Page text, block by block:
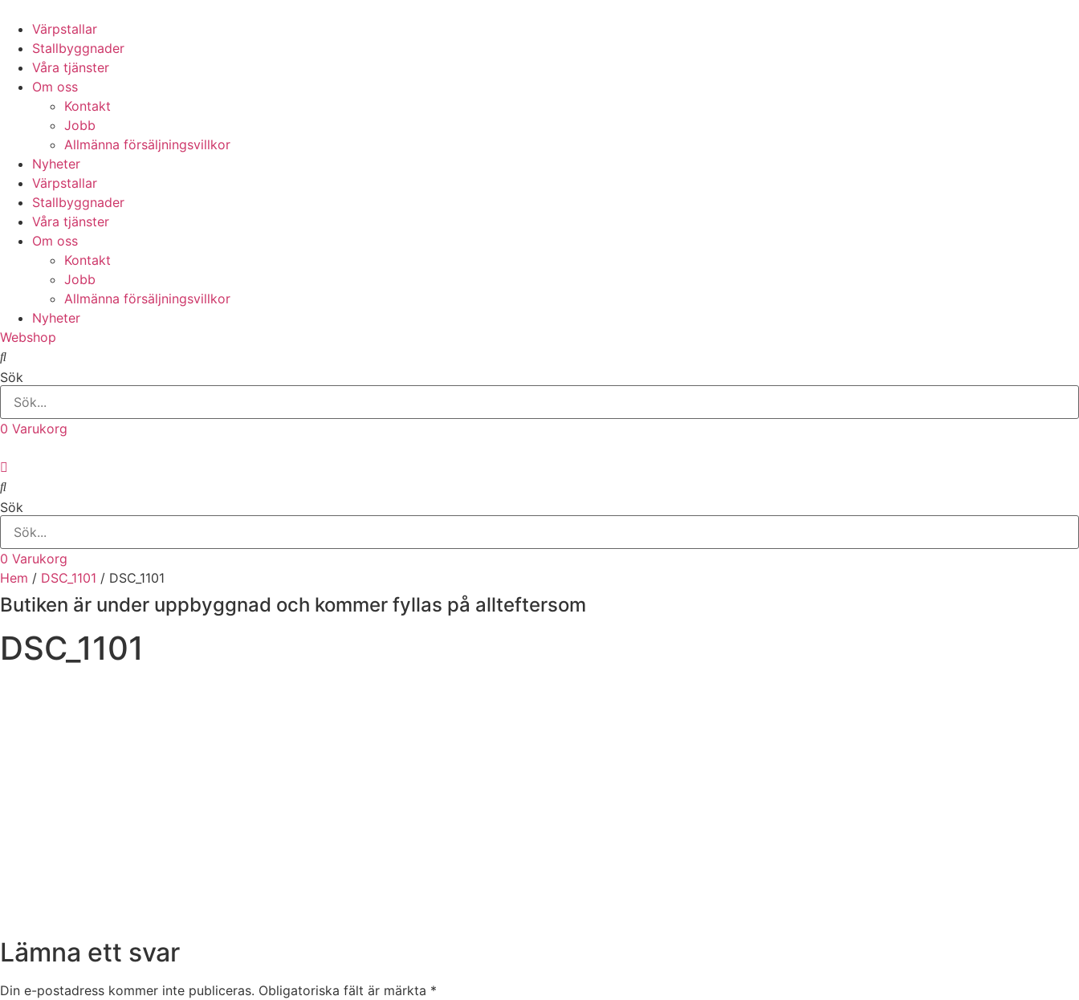
innehåll
Värpstallar
Stallbyggnader
Våra tjänster
Om oss
Kontakt
Jobb
Allmänna försäljningsvillkor
Nyheter
Värpstallar
Stallbyggnader
Våra tjänster
Om oss
Kontakt
Jobb
Allmänna försäljningsvillkor
Nyheter
Webshop
Sök
0 Varukorg
Sök
0 Varukorg
Hem / DSC_1101 / DSC_1101
Butiken är under uppbyggnad och kommer fyllas på allteftersom
DSC_1101
Lämna ett svar
Din e-postadress kommer inte publiceras. Obligatoriska fält är märkta *